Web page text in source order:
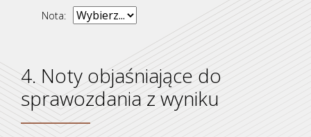
Nota:
4. Noty objaśniające do
sprawozdania z wyniku